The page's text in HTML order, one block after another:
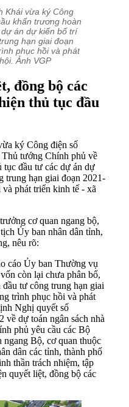
Khái vừa ký Công
khẩn trương hoàn
án dự kiến bố trí
hạn giai đoạn
phục hồi và phát
Ảnh VGP
đồng bộ các
thủ tục đầu
ký Công điện số
tướng Chính phủ về
tục đầu tư các dự án dự
trung hạn giai đoạn 2021-
phát triển kinh tế - xã
cơ quan ngang bộ,
Ủy ban nhân dân tỉnh,
nêu rõ:
cáo Ủy ban Thường vụ
còn lại chưa phân bổ,
tư công trung hạn giai
trình phục hồi và phát
Nghị quyết số
về dự toán ngân sách nhà
phủ yêu cầu các Bộ
Bộ, cơ quan thuộc
dân các tỉnh, thành phố
thần trách nhiệm, tập
quyết liệt, đồng bộ các